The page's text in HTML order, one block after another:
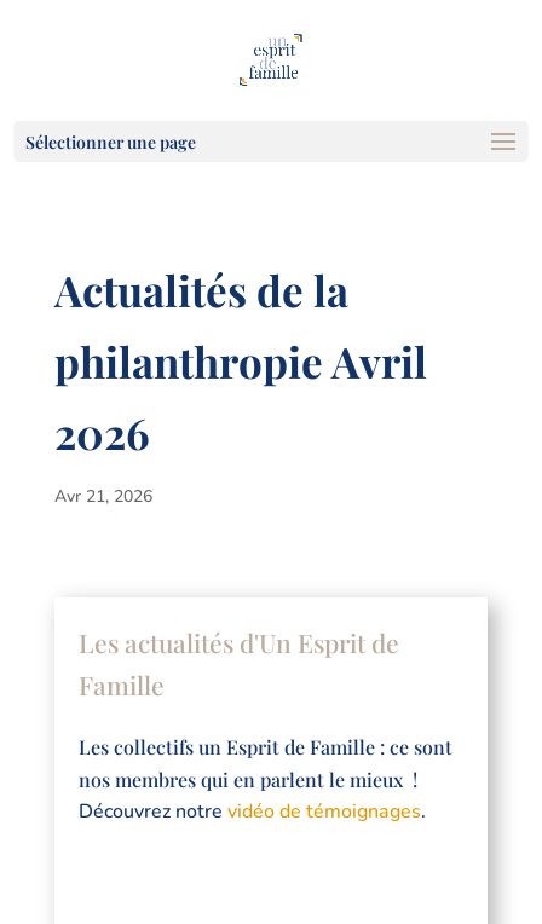
Sélectionner une page
Actualités de la
philanthropie Avril
2026
Avr 21, 2026
Les actualités d'Un Esprit de
Famille
Les collectifs un Esprit de Famille : ce sont
nos membres qui en parlent le mieux !
Découvrez notre vidéo de témoignages.